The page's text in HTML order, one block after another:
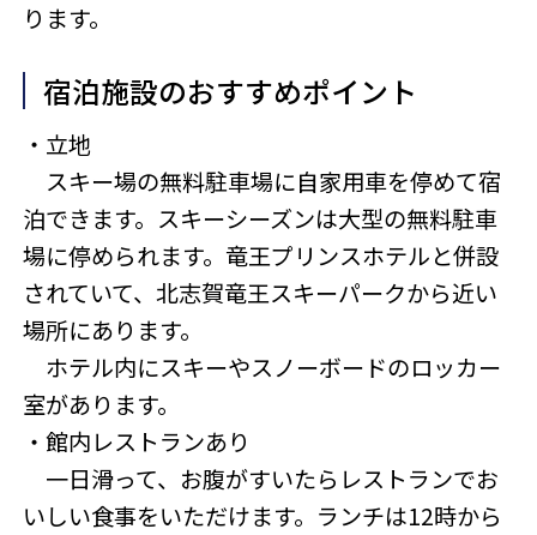
ります。
宿泊施設のおすすめポイント
・立地
スキー場の無料駐車場に自家用車を停めて宿
泊できます。スキーシーズンは大型の無料駐車
場に停められます。竜王プリンスホテルと併設
されていて、北志賀竜王スキーパークから近い
場所にあります。
ホテル内にスキーやスノーボードのロッカー
室があります。
・館内レストランあり
一日滑って、お腹がすいたらレストランでお
いしい食事をいただけます。ランチは12時から